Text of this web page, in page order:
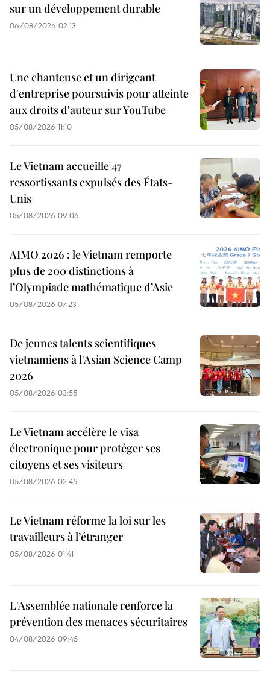
sur un développement durable
06/08/2026 02:13
Une chanteuse et un dirigeant
d'entreprise poursuivis pour atteinte
aux droits d'auteur sur YouTube
05/08/2026 11:10
Le Vietnam accueille 47
ressortissants expulsés des États-
Unis
05/08/2026 09:06
AIMO 2026 : le Vietnam remporte
plus de 200 distinctions à
l’Olympiade mathématique d’Asie
05/08/2026 07:23
De jeunes talents scientifiques
vietnamiens à l'Asian Science Camp
2026
05/08/2026 03:55
Le Vietnam accélère le visa
électronique pour protéger ses
citoyens et ses visiteurs
05/08/2026 02:45
Le Vietnam réforme la loi sur les
travailleurs à l’étranger
05/08/2026 01:41
L'Assemblée nationale renforce la
prévention des menaces sécuritaires
04/08/2026 09:45